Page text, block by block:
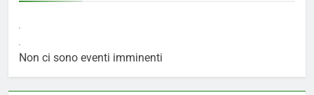
Non ci sono eventi imminenti